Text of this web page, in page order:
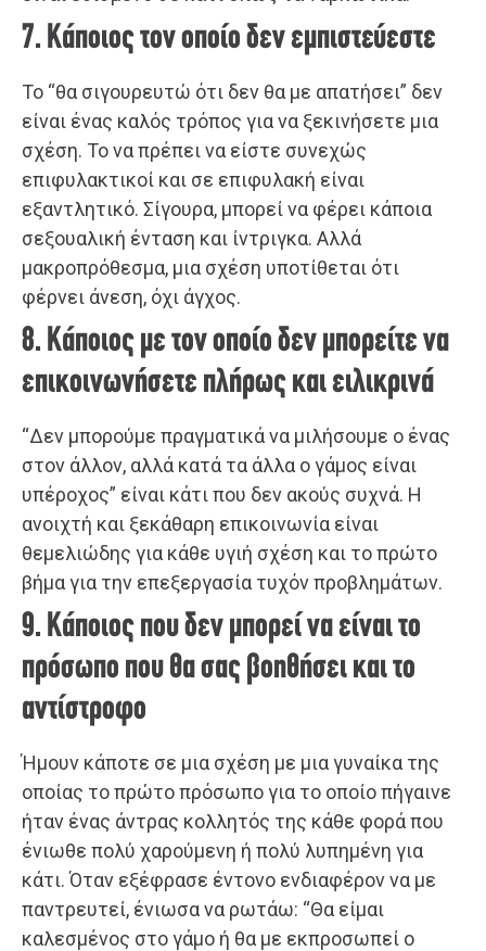
7. Κάποιος τον οποίο δεν εμπιστεύεστε
Το “θα σιγουρευτώ ότι δεν θα με απατήσει” δεν
είναι ένας καλός τρόπος για να ξεκινήσετε μια
σχέση. Το να πρέπει να είστε συνεχώς
επιφυλακτικοί και σε επιφυλακή είναι
εξαντλητικό. Σίγουρα, μπορεί να φέρει κάποια
σεξουαλική ένταση και ίντριγκα. Αλλά
μακροπρόθεσμα, μια σχέση υποτίθεται ότι
φέρνει άνεση, όχι άγχος.
8. Κάποιος με τον οποίο δεν μπορείτε να
επικοινωνήσετε πλήρως και ειλικρινά
“Δεν μπορούμε πραγματικά να μιλήσουμε ο ένας
στον άλλον, αλλά κατά τα άλλα ο γάμος είναι
υπέροχος” είναι κάτι που δεν ακούς συχνά. Η
ανοιχτή και ξεκάθαρη επικοινωνία είναι
θεμελιώδης για κάθε υγιή σχέση και το πρώτο
βήμα για την επεξεργασία τυχόν προβλημάτων.
9. Κάποιος που δεν μπορεί να είναι το
πρόσωπο που θα σας βοηθήσει και το
αντίστροφο
Ήμουν κάποτε σε μια σχέση με μια γυναίκα της
οποίας το πρώτο πρόσωπο για το οποίο πήγαινε
ήταν ένας άντρας κολλητός της κάθε φορά που
ένιωθε πολύ χαρούμενη ή πολύ λυπημένη για
κάτι. Όταν εξέφρασε έντονο ενδιαφέρον να με
παντρευτεί, ένιωσα να ρωτάω: “Θα είμαι
καλεσμένος στο γάμο ή θα με εκπροσωπεί ο